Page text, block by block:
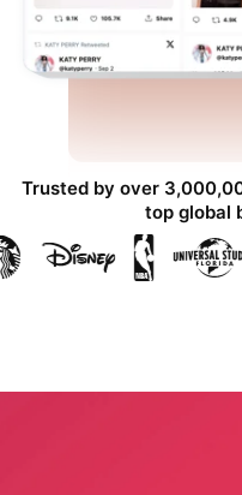
Trusted by over
top global